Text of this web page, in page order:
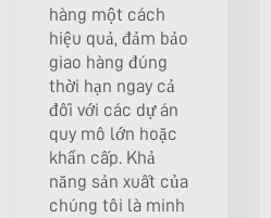
hàng một cách
hiệu quả, đảm bảo
giao hàng đúng
thời hạn ngay cả
đối với các dự án
quy mô lớn hoặc
khẩn cấp. Khả
năng sản xuất của
chúng tôi là minh